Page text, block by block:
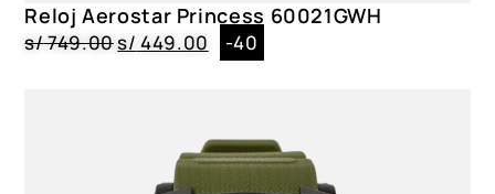
Reloj Aerostar Princess 60021GWH
s/749.00s/ 449.00 -40